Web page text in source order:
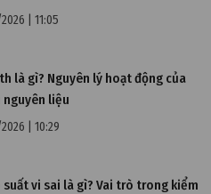
| 11:05
là gì? Nguyên lý hoạt động của
nguyên liệu
| 10:29
vi sai là gì? Vai trò trong kiểm